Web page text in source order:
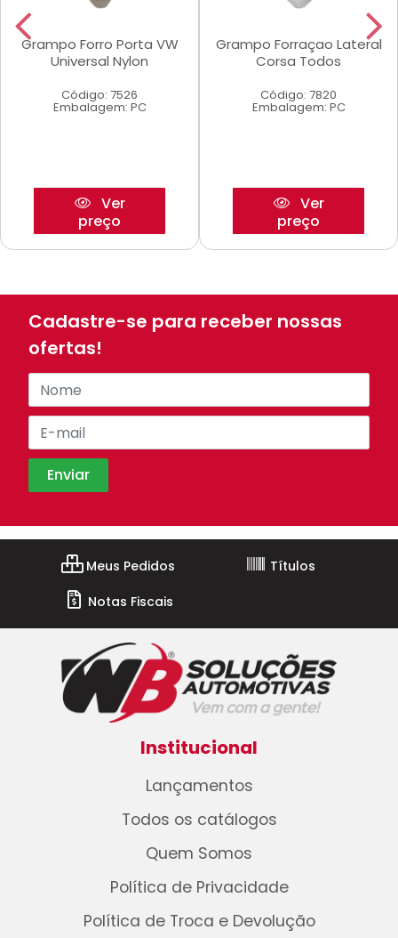
Grampo Forro Porta VW
Universal Nylon
Código: 7526
Embalagem: PC
Ver
preço
Grampo Forraçao Lateral
Corsa Todos
Código: 7820
Embalagem: PC
Ver
preço
Cadastre-se para receber nossas
ofertas!
Meus Pedidos
Títulos
Notas Fiscais
Institucional
Lançamentos
Todos os catálogos
Quem Somos
Política de Privacidade
Política de Troca e Devolução